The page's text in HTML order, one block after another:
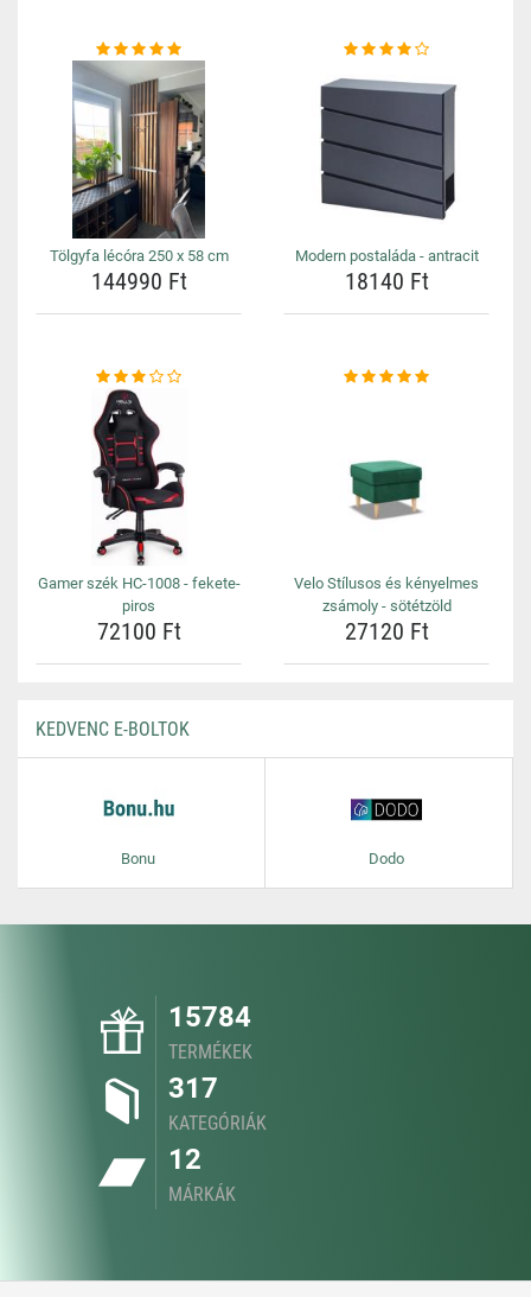
Tölgyfa lécóra 250 x 58 cm
144990 Ft
Modern postaláda - antracit
18140 Ft
Gamer szék HC-1008 - fekete-
piros
72100 Ft
Velo Stílusos és kényelmes
zsámoly - sötétzöld
27120 Ft
KEDVENC E-BOLTOK
Bonu Dodo
15784
TERMÉKEK
317
KATEGÓRIÁK
12
MÁRKÁK